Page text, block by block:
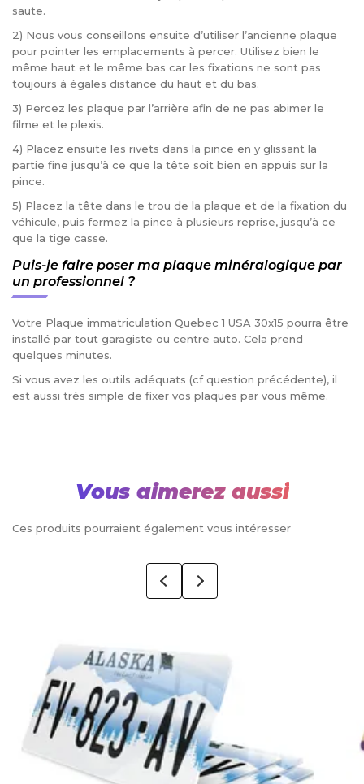
saute.
2) Nous vous conseillons ensuite d’utiliser l’ancienne plaque
pour pointer les emplacements à percer. Utilisez bien le
même haut et le même bas car les fixations ne sont pas
toujours à égales distance du haut et du bas.
3) Percez les plaque par l’arrière afin de ne pas abimer le
filme et le plexis.
4) Placez ensuite les rivets dans la pince en y glissant la
partie fine jusqu’à ce que la tête soit bien en appuis sur la
pince.
5) Placez la tête dans le trou de la plaque et de la fixation du
véhicule, puis fermez la pince à plusieurs reprise, jusqu’à ce
que la tige casse.
Puis-je faire poser ma plaque minéralogique par
un professionnel ?
Votre Plaque immatriculation Quebec 1 USA 30x15 pourra être
installé par tout garagiste ou centre auto. Cela prend
quelques minutes.
Si vous avez les outils adéquats (cf question précédente), il
est aussi très simple de fixer vos plaques par vous même.
Vous aimerez aussi
Ces produits pourraient également vous intéresser